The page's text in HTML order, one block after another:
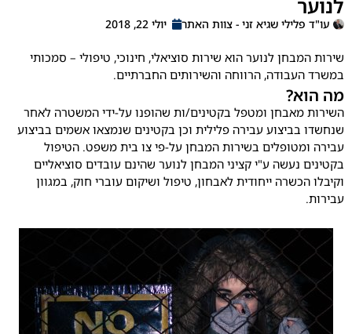
שגיא זני - צוות האתר יולי 22, 2018
לנוער הוא שירות סוציאלי, חינוכי, טיפולי – סמכותי
הרווחה והשירותים החברתיים.
ומטפל בקטינים/ות שהופנו על-ידי המשטרה לאחר
עבירה פלילית וכן בקטינים שנמצאו אשמים בביצוע
בשירות המבחן על-פי צו בית משפט.הטיפול
ע"י קציני המבחן לנוער שהינם עובדים סוציאליים
ייחודית לאבחון, טיפול ושיקום עוברי חוק, במגוון